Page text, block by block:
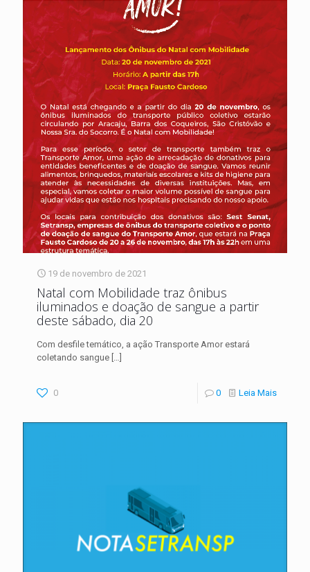
19 de novembro de 2021
Natal com Mobilidade traz ônibus
iluminados e doação de sangue a partir
deste sábado, dia 20
Com desfile temático, a ação Transporte Amor estará
coletando sangue […]
0 0 Leia Mais